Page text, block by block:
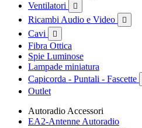
Ventilatori 
Ricambi Audio e Video 
Cavi 
Fibra Ottica
Spie Luminose
Lampade miniatura
Capicorda - Puntali - Fascette
Outlet
Autoradio Accessori
EA2-Antenne Autoradio